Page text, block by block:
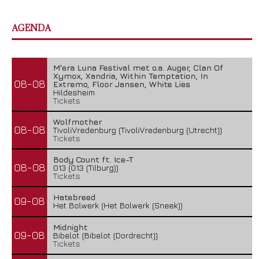
AGENDA
08-08
M'era Luna Festival met o.a. Auger, Clan Of
Xymox, Xandria, Within Temptation, In
Extremo, Floor Jansen, White Lies
Hildesheim
Tickets
08-08
Wolfmother
TivoliVredenburg (TivoliVredenburg (Utrecht))
Tickets
08-08
Body Count ft. Ice-T
013 (013 (Tilburg))
Tickets
09-08
Hatebreed
Het Bolwerk (Het Bolwerk (Sneek))
09-08
Midnight
Bibelot (Bibelot (Dordrecht))
Tickets